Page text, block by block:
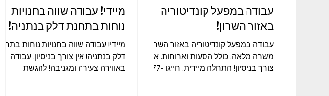
עבודה במפעל קונדיטוריה
באזור השרון!
עבודה במפעל קונדיטוריה באזור השרון,
משרה מלאה, כולל הסעות וארוחות. אין
צורך בניסיון! התחלה מיידית. חייגו 077-
מיידי! עבודה שווה בחנויות
נוחות בתחנת דלק בנתניה!
מיידי! עבודה שווה בחנויות נוחות בתחנת
דלק בנתניה! אין צורך בניסיון, עבודה
באווירה צעירה ומגניבה! להגשת